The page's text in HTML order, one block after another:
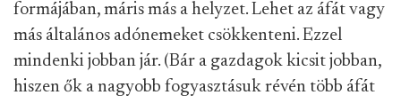
formájában, máris más a helyzet. Lehet az áfát vagy
más általános adónemeket csökkenteni. Ezzel
mindenki jobban jár. (Bár a gazdagok kicsit jobban,
hiszen ők a nagyobb fogyasztásuk révén több áfát